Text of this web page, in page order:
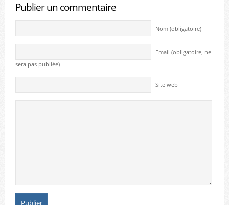
Publier un commentaire
Nom (obligatoire)
Email (obligatoire, ne
sera pas publiée)
Site web